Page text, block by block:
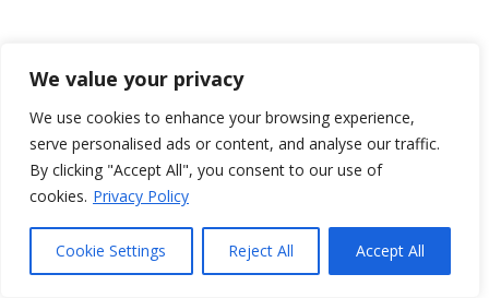
We value your privacy
We use cookies to enhance your browsing experience,
serve personalised ads or content, and analyse our traffic.
By clicking "Accept All", you consent to our use of
cookies. Privacy Policy
Cookie Settings Reject All Accept All
1xbet app_rhpl on June 21, 2026 at 3:13 pm
http://cccr.moibb.ru/viewtopic.php?
f=2&t=9460&p=12527#p12527 медные трубы